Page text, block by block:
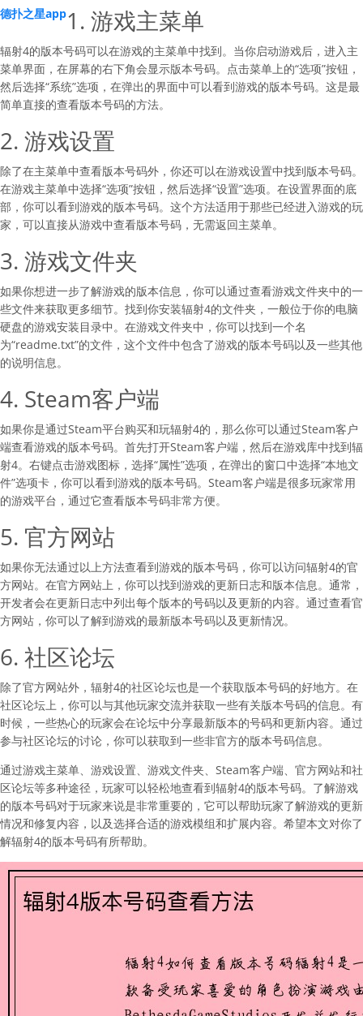
德扑之星app1. 游戏主菜单
辐射4的版本号码可以在游戏的主菜单中找到。当你启动游戏后，进入主
菜单界面，在屏幕的右下角会显示版本号码。点击菜单上的“选项”按钮，
然后选择“系统”选项，在弹出的界面中可以看到游戏的版本号码。这是最
简单直接的查看版本号码的方法。
2. 游戏设置
除了在主菜单中查看版本号码外，你还可以在游戏设置中找到版本号码。
在游戏主菜单中选择“选项”按钮，然后选择“设置”选项。在设置界面的底
部，你可以看到游戏的版本号码。这个方法适用于那些已经进入游戏的玩
家，可以直接从游戏中查看版本号码，无需返回主菜单。
3. 游戏文件夹
如果你想进一步了解游戏的版本信息，你可以通过查看游戏文件夹中的一
些文件来获取更多细节。找到你安装辐射4的文件夹，一般位于你的电脑
硬盘的游戏安装目录中。在游戏文件夹中，你可以找到一个名
为“readme.txt”的文件，这个文件中包含了游戏的版本号码以及一些其他
的说明信息。
4. Steam客户端
如果你是通过Steam平台购买和玩辐射4的，那么你可以通过Steam客户
端查看游戏的版本号码。首先打开Steam客户端，然后在游戏库中找到辐
射4。右键点击游戏图标，选择“属性”选项，在弹出的窗口中选择“本地文
件”选项卡，你可以看到游戏的版本号码。Steam客户端是很多玩家常用
的游戏平台，通过它查看版本号码非常方便。
5. 官方网站
如果你无法通过以上方法查看到游戏的版本号码，你可以访问辐射4的官
方网站。在官方网站上，你可以找到游戏的更新日志和版本信息。通常，
开发者会在更新日志中列出每个版本的号码以及更新的内容。通过查看官
方网站，你可以了解到游戏的最新版本号码以及更新情况。
6. 社区论坛
除了官方网站外，辐射4的社区论坛也是一个获取版本号码的好地方。在
社区论坛上，你可以与其他玩家交流并获取一些有关版本号码的信息。有
时候，一些热心的玩家会在论坛中分享最新版本的号码和更新内容。通过
参与社区论坛的讨论，你可以获取到一些非官方的版本号码信息。
通过游戏主菜单、游戏设置、游戏文件夹、Steam客户端、官方网站和社
区论坛等多种途径，玩家可以轻松地查看到辐射4的版本号码。了解游戏
的版本号码对于玩家来说是非常重要的，它可以帮助玩家了解游戏的更新
情况和修复内容，以及选择合适的游戏模组和扩展内容。希望本文对你了
解辐射4的版本号码有所帮助。